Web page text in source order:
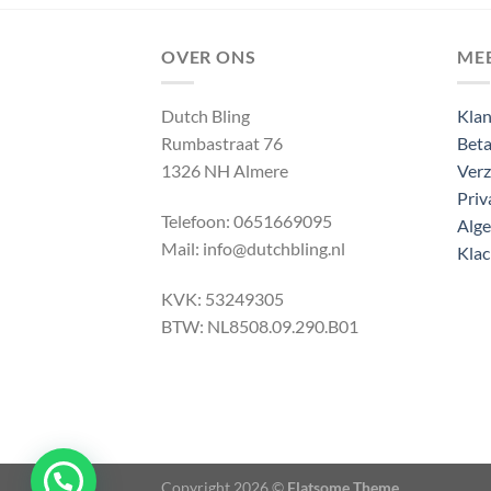
OVER ONS
Dutch Bling
Rumbastraat 76
1326 NH Almere
Telefoon: 0651669095
Mail: info@dutchbling.nl
KVK: 53249305
BTW: NL8508.09.290.B01
Copyright 2026 © Flatsome Theme